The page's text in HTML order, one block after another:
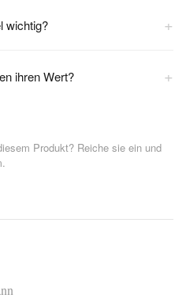
wichtig? +
ihren Wert? +
Produkt? Reiche sie ein und